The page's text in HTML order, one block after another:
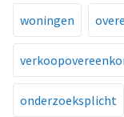
woningen
onderzoeksplicht